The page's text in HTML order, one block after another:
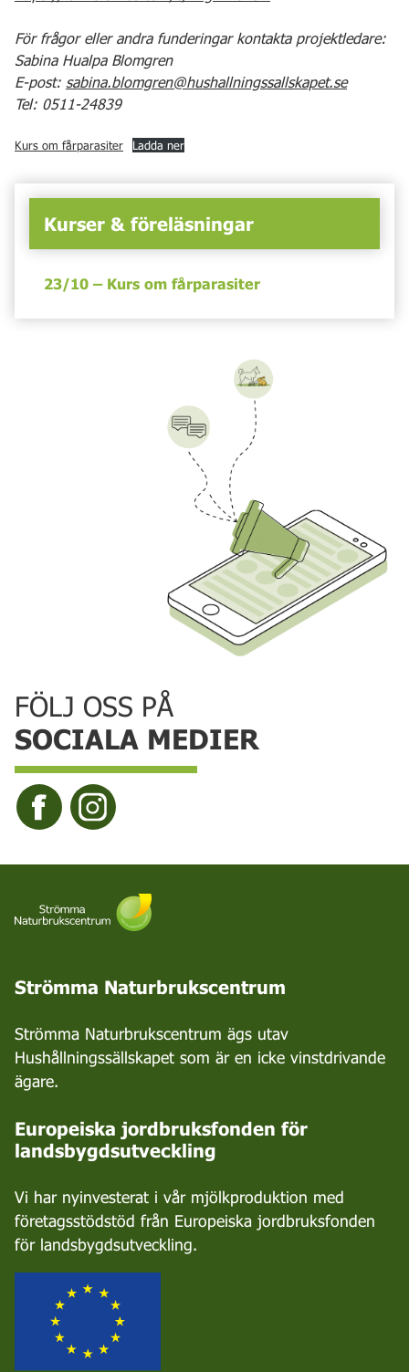
För frågor eller andra funderingar kontakta projektledare:
Sabina Hualpa Blomgren
E-post: sabina.blomgren@hushallningssallskapet.se
Tel: 0511-24839
Kurs om fårparasiter Ladda ner
Kurser & föreläsningar
23/10 – Kurs om fårparasiter
FÖLJ OSS PÅ
SOCIALA MEDIER
Strömma Naturbrukscentrum
Strömma Naturbrukscentrum ägs utav
Hushållningssällskapet som är en icke vinstdrivande
ägare.
Europeiska jordbruksfonden för
landsbygdsutveckling
Vi har nyinvesterat i vår mjölkproduktion med
företagsstödstöd från Europeiska jordbruksfonden
för landsbygdsutveckling.